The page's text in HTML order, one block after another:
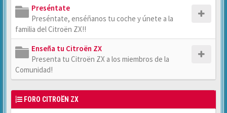
Preséntate
Preséntate, enséñanos tu coche y únete a la
familia del Citroën ZX!!
Enseña tu Citroën ZX
Presenta tu Citroën ZX a los miembros de la
Comunidad!
FORO CITROËN ZX